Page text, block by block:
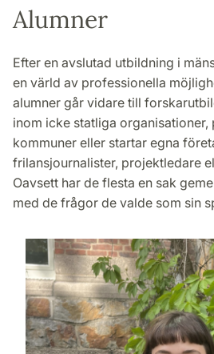
Alumner
Efter en avslutad utbildning i
en värld av professionella
alumner går vidare till
inom icke statliga organisationer,
kommuner eller startar egna
frilansjournalister, projektledare
Oavsett har de flesta en sak
med de frågor de valde som sin